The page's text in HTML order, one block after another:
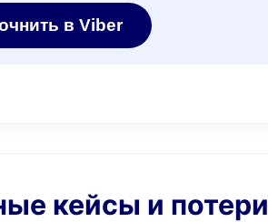
в Viber
кейсы и потери